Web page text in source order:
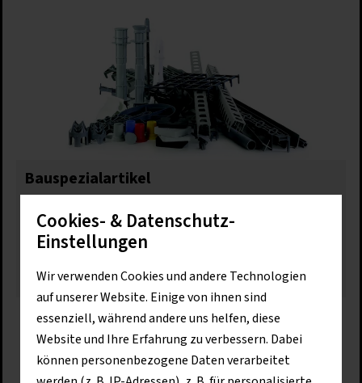
Bauspezialartikel
Beutlhauser ist Ihr Spezialist für Bauspezialartikel.
Wir bieten unseren Kunden Abstandshalter, Folien,
Bauprofile, Fugenabdichtung, Blitzschutz und…
Mehr erfahren
Cookies- & Datenschutz-
Einstellungen
Wir verwenden Cookies und andere Technologien
auf unserer Website. Einige von ihnen sind
essenziell, während andere uns helfen, diese
Website und Ihre Erfahrung zu verbessern. Dabei
können personenbezogene Daten verarbeitet